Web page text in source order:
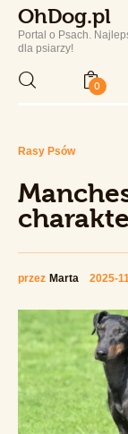
OhDog.pl
Portal o Psach.
dla psiarzy!
0
Portal o
Home
Rasy Psów
Sport
Lifestyle
Sklep
Rasy Psów
przez Marta 2025-